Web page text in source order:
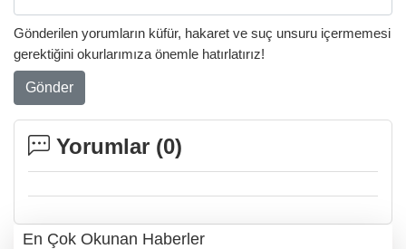
Gönderilen yorumların küfür, hakaret ve suç unsuru içermemesi
gerektiğini okurlarımıza önemle hatırlatırız!
Gönder
Yorumlar (0)
En Çok Okunan Haberler